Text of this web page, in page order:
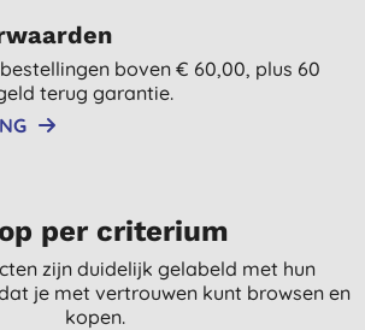
boven € 60,00, plus 60
terug garantie.
per criterium
zijn duidelijk gelabeld met hun
je met vertrouwen kunt browsen en
kopen.